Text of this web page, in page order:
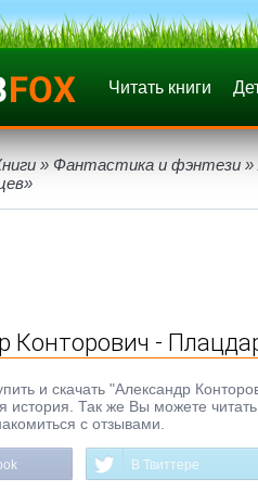
Читать книги
» Фантастика и фэнтези »
Конторович -
и скачать "Александр
история. Так же Вы можете
с отзывами.
В Твиттере